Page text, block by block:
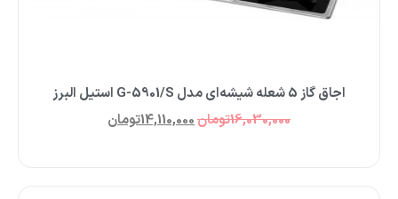
اجاق گاز 5 شعله شیشه‌ای مدل G-5901/S استیل البرز
16,030,000تومان14,110,000تومان